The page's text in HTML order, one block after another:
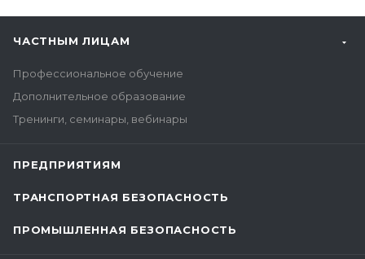
ЧАСТНЫМ ЛИЦАМ
Профессиональное обучение
Дополнительное образование
Тренинги, семинары, вебинары
ПРЕДПРИЯТИЯМ
ТРАНСПОРТНАЯ БЕЗОПАСНОСТЬ
ПРОМЫШЛЕННАЯ БЕЗОПАСНОСТЬ